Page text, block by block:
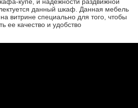
данный шкаф. Данная мебель
витрине специально для того, чтобы
ее качество и удобство